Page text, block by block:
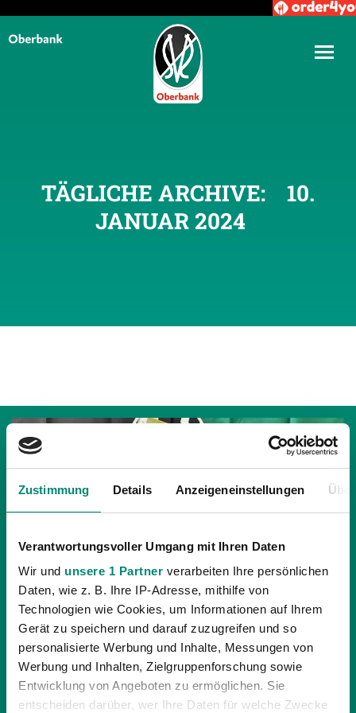
Zustimmung Details Anzeigeneinstellungen
Verantwortungsvoller Umgang mit Ihren Daten
Wir und unsere 1 Partner verarbeiten Ihre persönlichen
Daten, wie z. B. Ihre IP-Adresse, mithilfe von
Technologien wie Cookies, um Informationen auf Ihrem
Gerät zu speichern und darauf zuzugreifen und so
personalisierte Werbung und Inhalte, Messungen von
Werbung und Inhalten, Zielgruppenforschung sowie
Entwicklung von Angeboten zu ermöglichen. Sie
entscheiden darüber, wer Ihre Daten für welche Zwecke
TÄGLICHE ARCHIVE:
10.
JANUAR 2024
10.01.2024 | NACHWUCHS
SVR NACHWUCHS TALENTEREPORT
2023/24